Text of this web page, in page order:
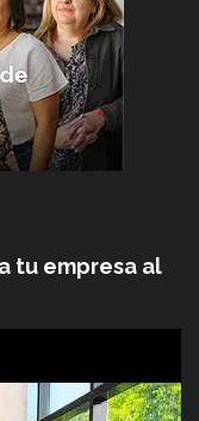
tu empresa al